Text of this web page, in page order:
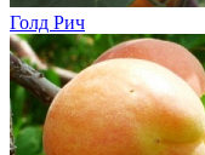
Голд Рич